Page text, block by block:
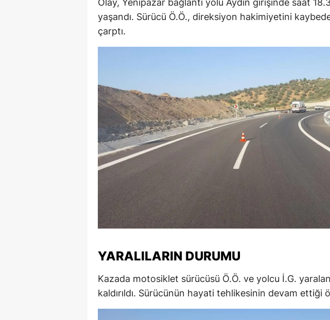
Edirne
Eskişehir
Gaziantep
Giresun
Gümüşhane
Hatay
Isparta
İstanbul
İzmir
Olay, Yenipazar bağlantı yolu Aydın girişinde saat
yaşandı. Sürücü Ö.Ö., direksiyon hakimiyetini
çarptı.
YARALILARIN DURUMU
Kazada motosiklet sürücüsü Ö.Ö. ve yolcu İ.G.
kaldırıldı. Sürücünün hayati tehlikesinin devam ettiği